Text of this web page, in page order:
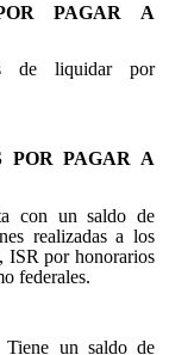
PAGAR A
de liquidar por
POR PAGAR A
un saldo de
realizadas a los
ISR por honorarios
federales.
un saldo de